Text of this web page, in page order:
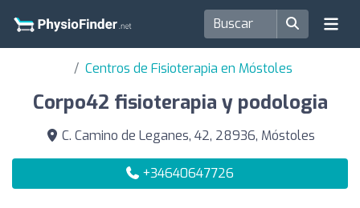
Centros de Fisioterapia en Móstoles
Corpo42 fisioterapia y podologia
C. Camino de Leganes, 42, 28936, Móstoles
+34640647726